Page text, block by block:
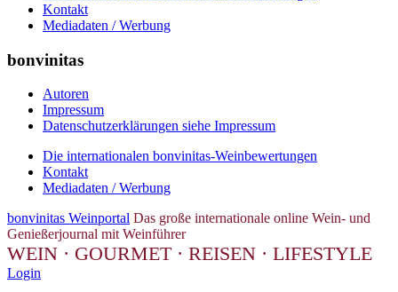
Kontakt
Mediadaten / Werbung
bonvinitas
Autoren
Impressum
Datenschutzerklärungen siehe Impressum
Die internationalen bonvinitas-Weinbewertungen
Kontakt
Mediadaten / Werbung
bonvinitas Weinportal Das große internationale online Wein- und
Genießerjournal mit Weinführer
WEIN · GOURMET · REISEN · LIFESTYLE
Login